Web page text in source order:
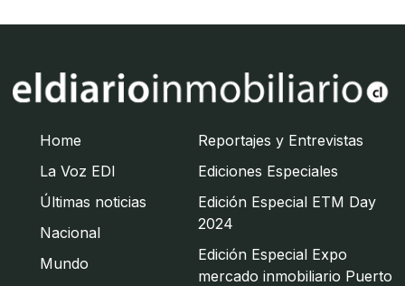
Home
La Voz EDI
Últimas noticias
Nacional
Mundo
Reportajes y Entrevistas
Ediciones Especiales
Edición Especial ETM Day
2024
Edición Especial Expo
mercado inmobiliario Puerto